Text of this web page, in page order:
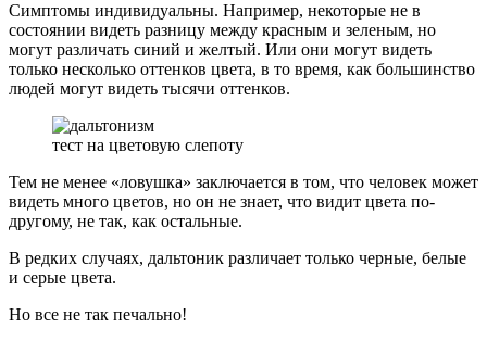
Симптомы индивидуальны. Например, некоторые не в
состоянии видеть разницу между красным и зеленым, но
могут различать синий и желтый. Или они могут видеть
только несколько оттенков цвета, в то время, как большинство
людей могут видеть тысячи оттенков.
тест на цветовую слепоту
Тем не менее «ловушка» заключается в том, что человек может
видеть много цветов, но он не знает, что видит цвета по-
другому, не так, как остальные.
В редких случаях, дальтоник различает только черные, белые
и серые цвета.
Но все не так печально!